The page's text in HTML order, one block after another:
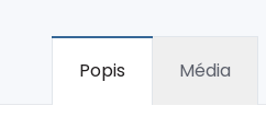
Popis Média